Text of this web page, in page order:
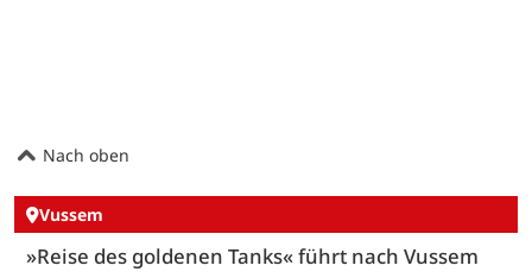
Nach oben
Vussem
»Reise des goldenen Tanks« führt nach Vussem